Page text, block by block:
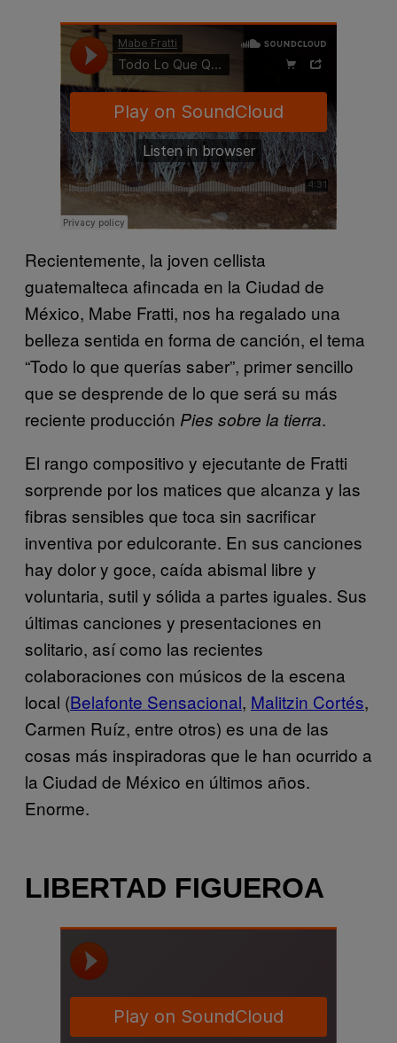
Recientemente, la joven cellista
guatemalteca afincada en la Ciudad de
México, Mabe Fratti, nos ha regalado una
belleza sentida en forma de canción, el tema
“Todo lo que querías saber”, primer sencillo
que se desprende de lo que será su más
reciente producción Pies sobre la tierra.
El rango compositivo y ejecutante de Fratti
sorprende por los matices que alcanza y las
fibras sensibles que toca sin sacrificar
inventiva por edulcorante. En sus canciones
hay dolor y goce, caída abismal libre y
voluntaria, sutil y sólida a partes iguales. Sus
últimas canciones y presentaciones en
solitario, así como las recientes
colaboraciones con músicos de la escena
local (Belafonte Sensacional, Malitzin Cortés,
Carmen Ruíz, entre otros) es una de las
cosas más inspiradoras que le han ocurrido a
la Ciudad de México en últimos años.
Enorme.
LIBERTAD FIGUEROA